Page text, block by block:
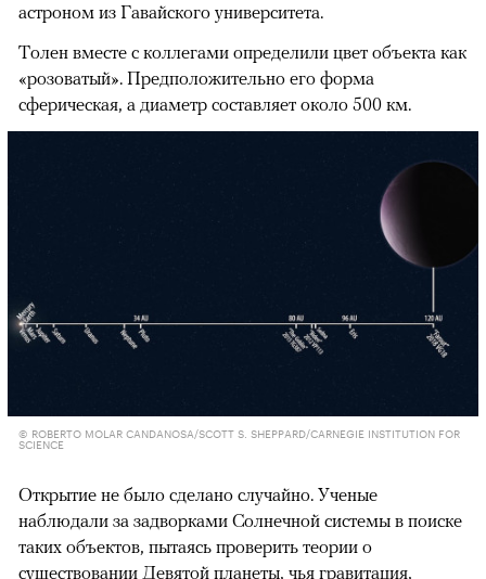
астроном из Гавайского университета.
Толен вместе с коллегами определили цвет объекта как
«розоватый». Предположительно его форма
сферическая, а диаметр составляет около 500 км.
© ROBERTO MOLAR CANDANOSA/SCOTT S. SHEPPARD/CARNEGIE INSTITUTION FOR
SCIENCE
Открытие не было сделано случайно. Ученые
наблюдали за задворками Солнечной системы в поиске
таких объектов, пытаясь проверить теории о
существовании Девятой планеты, чья гравитация,